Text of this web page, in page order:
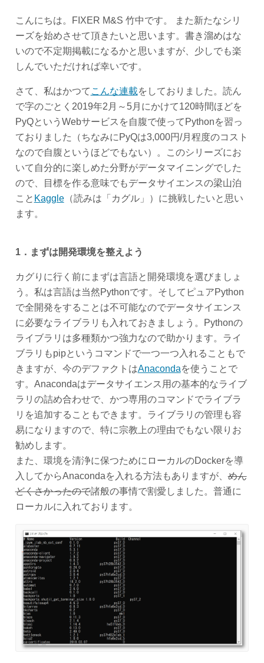
こんにちは。FIXER M&S 竹中です。 また新たなシリ
ーズを始めさせて頂きたいと思います。書き溜めはな
いので不定期掲載になるかと思いますが、少しでも楽
しんでいただければ幸いです。
さて、私はかつて こんな連載をしておりました。読ん
で字のごとく2019年2月～5月にかけて120時間ほどを
PyQというWebサービスを自腹で使ってPythonを習っ
ておりました（ちなみにPyQは3,000円/月程度のコスト
なので自腹というほどでもない）。このシリーズにお
いて自分的に楽しめた分野がデータマイニングでした
ので、目標を作る意味でもデータサイエンスの梁山泊
こと Kaggle（読みは「カグル」）に挑戦したいと思い
ます。
1．まずは開発環境を整えよう
カグりに行く前にまずは言語と開発環境を選びましょ
う。私は言語は当然Pythonです。そしてピュアPython
で全開発をすることは不可能なのでデータサイエンス
に必要なライブラリも入れておきましょう。Pythonの
ライブラリは多種類かつ強力なので助かります。ライ
ブラリもpipというコマンドで一つ一つ入れることもで
きますが、今のデファクトはAnacondaを使うことで
す。Anacondaはデータサイエンス用の基本的なライブ
ラリの詰め合わせで、かつ専用のコマンドでライブラ
リを追加することもできます。ライブラリの管理も容
易になりますので、特に宗教上の理由でもない限りお
勧めします。
また、環境を清浄に保つためにローカルのDockerを導
入してからAnacondaを入れる方法もありますが、めん
どくさかったので諸般の事情で割愛しました。普通に
ローカルに入れております。